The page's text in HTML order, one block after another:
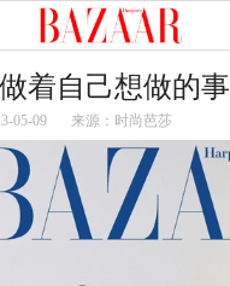
着自己想做的事
05-09 来源：时尚芭莎